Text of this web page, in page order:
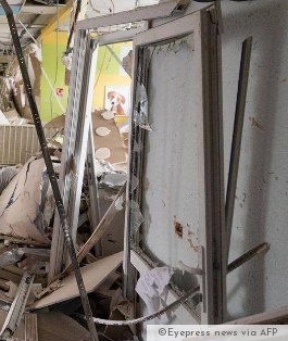
©Eyepress news via AFP